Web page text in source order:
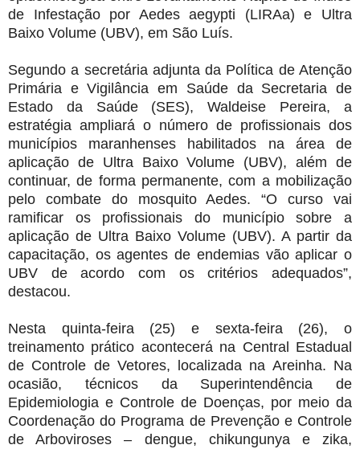
de Infestação por Aedes aegypti (LIRAa) e Ultra
Baixo Volume (UBV), em São Luís.
Segundo a secretária adjunta da Política de Atenção
Primária e Vigilância em Saúde da Secretaria de
Estado da Saúde (SES), Waldeise Pereira, a
estratégia ampliará o número de profissionais dos
municípios maranhenses habilitados na área de
aplicação de Ultra Baixo Volume (UBV), além de
continuar, de forma permanente, com a mobilização
pelo combate do mosquito Aedes. “O curso vai
ramificar os profissionais do município sobre a
aplicação de Ultra Baixo Volume (UBV). A partir da
capacitação, os agentes de endemias vão aplicar o
UBV de acordo com os critérios adequados”,
destacou.
Nesta quinta-feira (25) e sexta-feira (26), o
treinamento prático acontecerá na Central Estadual
de Controle de Vetores, localizada na Areinha. Na
ocasião, técnicos da Superintendência de
Epidemiologia e Controle de Doenças, por meio da
Coordenação do Programa de Prevenção e Controle
de Arboviroses – dengue, chikungunya e zika,